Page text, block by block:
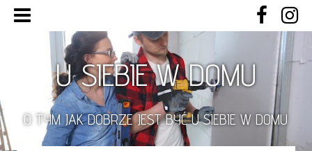
U SIEBIE W DOMU
O TYM JAK DOBRZE JEST BYĆ U SIEBIE W DOMU